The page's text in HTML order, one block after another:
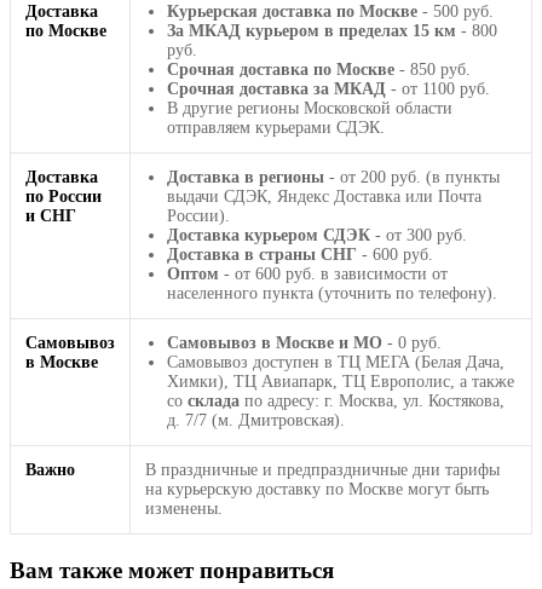
Доставка
по Москве
Курьерская доставка по Москве - 500 руб.
За МКАД курьером в пределах 15 км - 800
руб.
Срочная доставка по Москве - 850 руб.
Срочная доставка за МКАД - от 1100 руб.
В другие регионы Московской области
отправляем курьерами СДЭК.
Доставка
по России
и СНГ
Доставка в регионы - от 200 руб. (в пункты
выдачи СДЭК, Яндекс Доставка или Почта
России).
Доставка курьером СДЭК - от 300 руб.
Доставка в страны СНГ - 600 руб.
Оптом - от 600 руб. в зависимости от
населенного пункта (уточнить по телефону).
Самовывоз
в Москве
Самовывоз в Москве и МО - 0 руб.
Самовывоз доступен в ТЦ МЕГА (Белая Дача,
Химки), ТЦ Авиапарк, ТЦ Европолис, а также
со склада по адресу: г. Москва, ул. Костякова,
д. 7/7 (м. Дмитровская).
Важно
В праздничные и предпраздничные дни тарифы
на курьерскую доставку по Москве могут быть
изменены.
Вам также может понравиться